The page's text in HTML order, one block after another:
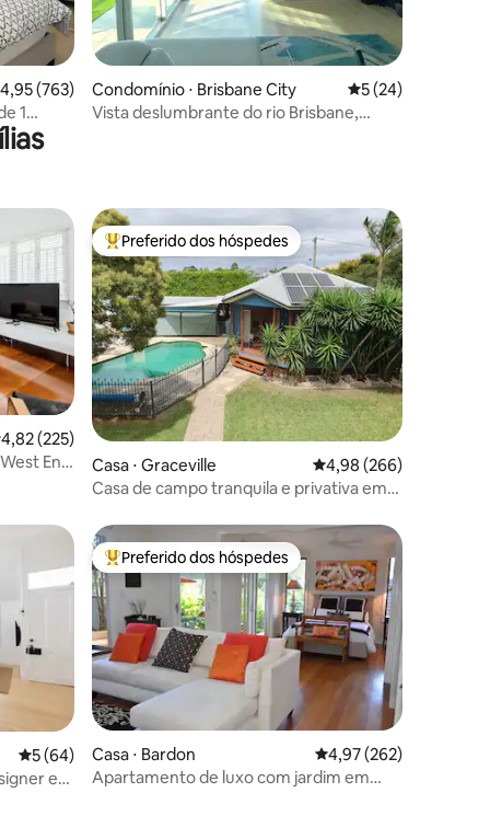
de uma avaliação média de 5, 763 avaliações
4,95 (763)
1
Condomínio ⋅ Brisbane City 5 de uma
5 (24)
Vista deslumbrante do rio Brisbane,
de uma avaliação média de 5, 225 avaliações
4,82 (225)
End
Entre os melhores preferidos dos hóspedes
Preferido dos hóspedes
Casa ⋅ Graceville 4,98 de uma avaliação
4,98 (266)
Casa de campo tranquila e privativa em
hóspedes
5 de uma avaliação média de 5, 64 avaliações
5 (64)
em
Entre os melhores preferidos dos hóspedes
Preferido dos hóspedes
Casa ⋅ Bardon 4,97 de uma avaliação
4,97 (262)
Apartamento de luxo com jardim em